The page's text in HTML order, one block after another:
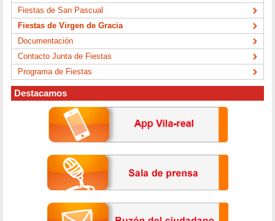
Fiestas de San Pascual
Fiestas de Virgen de Gracia
Documentación
Contacto Junta de Fiestas
Programa de Fiestas
Destacamos